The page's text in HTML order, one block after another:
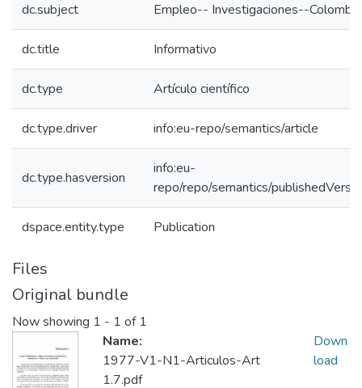
dc.subject Empleo-- Investigaciones--Colombia
dc.title Informativo
dc.type Artículo científico
dc.type.driver info:eu-repo/semantics/article
dc.type.hasversion
info:eu-
repo/repo/semantics/
dspace.entity.type Publication
Files
Original bundle
Now showing 1 - 1 of 1
Name:
1977-V1-N1-Articulos-Art
1.7.pdf
Down
load